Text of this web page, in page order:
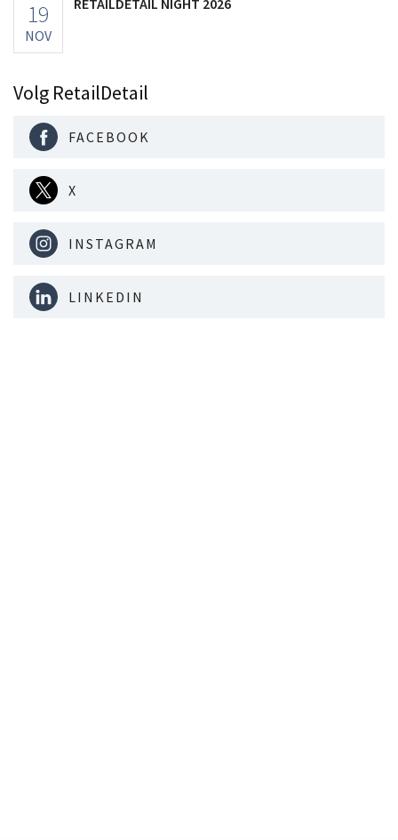
19
NOV
Volg RetailDetail
FACEBOOK
X
INSTAGRAM
LINKEDIN